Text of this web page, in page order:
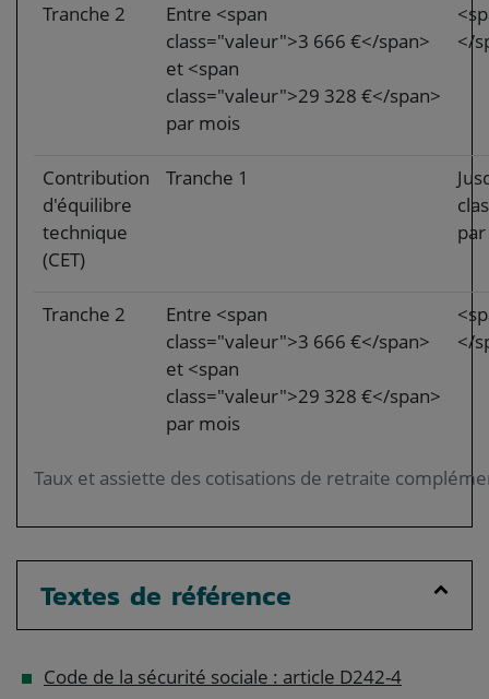
Taux et assiette des cotisations de retraite
Tranche 2
Entre <span
class="valeur">3 666 €</span>
et <span
class="valeur">29 328 €</span>
par mois
</
Contribution
d'équilibre
technique
(CET)
Tranche 1
Tranche 2
Entre <span
class="valeur">3 666 €</span>
et <span
class="valeur">29 328 €</span>
par mois
</
Textes de référence
Code de la sécurité sociale : article D242-4